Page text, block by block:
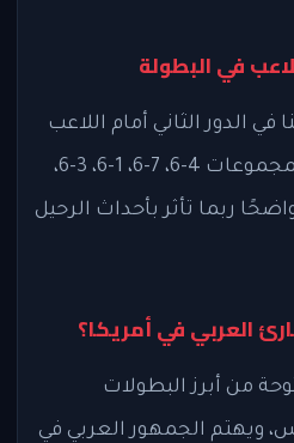
في البطولة
الدور الثاني أمام اللاعب
تياغو أغوستين تيرانتي بمجموعات 4-6، 7-6، 1-6، 3-6،
ربما تأثر بأحداث الرحيل
العربي في أمريكا؟
من أبرز البطولات
ويهتم الجمهور العربي في